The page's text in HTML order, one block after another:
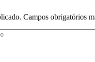
Campos obrigatórios